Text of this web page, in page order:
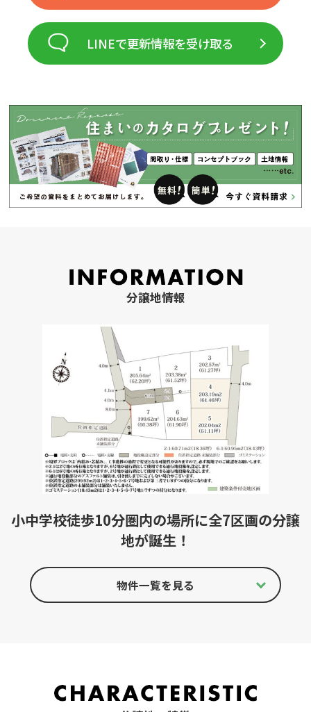
LINEで更新情報を受け取る
分譲地情報
小中学校徒歩10分圏内の場所に全7区画の分譲
地が誕生！
物件一覧を見る